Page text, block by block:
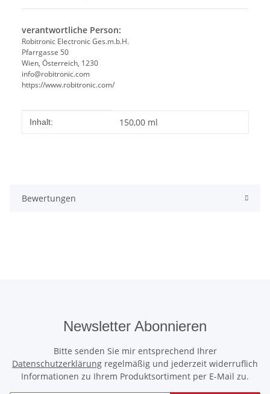
verantwortliche Person:
Robitronic Electronic Ges.m.b.H.
Pfarrgasse 50
Wien, Österreich, 1230
info@robitronic.com
https://www.robitronic.com/
Produkteigenschaft
Wert
Inhalt: 150,00 ml
Bewertungen
Newsletter Abonnieren
Bitte senden Sie mir entsprechend Ihrer
Datenschutzerklärung regelmäßig und jederzeit widerruflich
Informationen zu Ihrem Produktsortiment per E-Mail zu.